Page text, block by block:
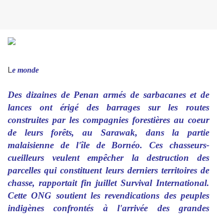
Le monde
Des dizaines de Penan armés de sarbacanes et de
lances ont érigé des barrages sur les routes
construites par les compagnies forestières au coeur
de leurs forêts, au Sarawak, dans la partie
malaisienne de l'île de Bornéo. Ces chasseurs-
cueilleurs veulent empêcher la destruction des
parcelles qui constituent leurs derniers territoires de
chasse, rapportait fin juillet Survival International.
Cette ONG soutient les revendications des peuples
indigènes confrontés à l'arrivée des grandes